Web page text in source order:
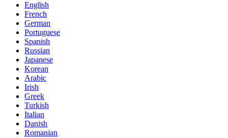
English
French
German
Portuguese
Spanish
Russian
Japanese
Korean
Arabic
Irish
Greek
Turkish
Italian
Danish
Romanian